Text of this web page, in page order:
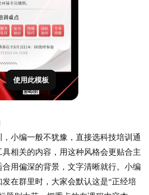
使用此模板
小编一般不犹豫，直接选科技培训通
具相关的内容，用这种风格会更贴合主
用偏深的背景，文字清晰就行。小编
在群里时，大家会默认这是“正经培